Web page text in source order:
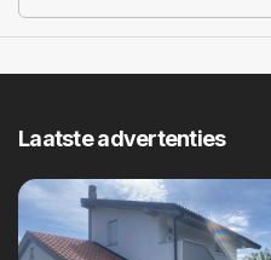
Laatste advertenties